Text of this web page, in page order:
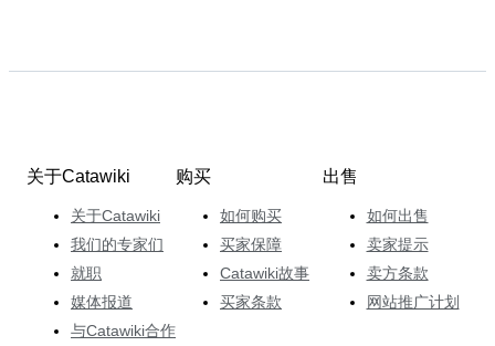
关于Catawiki
关于Catawiki
我们的专家们
就职
媒体报道
与Catawiki合作
购买
如何购买
买家保障
Catawiki故事
买家条款
出售
如何出售
卖家提示
卖方条款
网站推广计划